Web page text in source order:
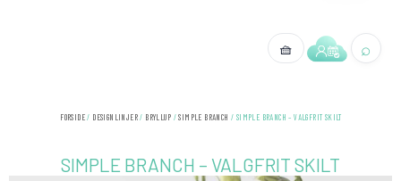
🧺 ⌕
FORSIDE/ DESIGNLINJER/ BRYLLUP /SIMPLE BRANCH / SIMPLE BRANCH – VALGFRIT SKILT
SIMPLE BRANCH – VALGFRIT SKILT